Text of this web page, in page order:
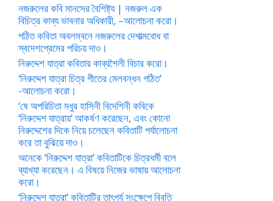
নজরুলের কবি মানসের বৈশিষ্ট্য | নজরুল এক
বিচিত্র কাব্য ভাবনার অধিকারী, –আলোচনা করো।
পঠিত কবিতা অবলম্বনে নজরুলের দেশাত্মবোধ বা
স্বদেশপ্রেমের পরিচয় দাও।
নিরুদ্দেশ যাত্রা কবিতার কাব্যশৈলী বিচার করো।
‘নিরুদ্দেশ যাত্রা চিত্র গীতের মেলবন্ধন গঠিত’
-আলোচনা করো।
‘ষে অপরিচিতা মধুর হাসিনী বিদেশিনী কবিকে
‘নিরুদ্দেশ যাত্রায়’ আকর্ষণ করেছেন, এবং কোনো
নিরুদ্দেশের দিকে নিয়ে চলেছেন কবিতাটি পর্যালোচনা
করে তা বুঝিয়ে দাও।
অনেকে ‘নিরুদ্দেশ যাত্রা’ কবিতাটিকে চিত্রধর্মী বলে
ব্যাখ্যা করেছেন। এ বিষয়ে নিজের ভাষায় আলোচনা
করো।
‘নিরুদ্দেশ যাত্রা’ কবিতাটির তাৎপর্য সংক্ষেপে বিবৃতি